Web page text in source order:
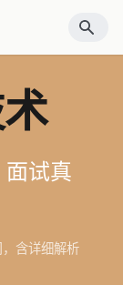
试真
含详细解析